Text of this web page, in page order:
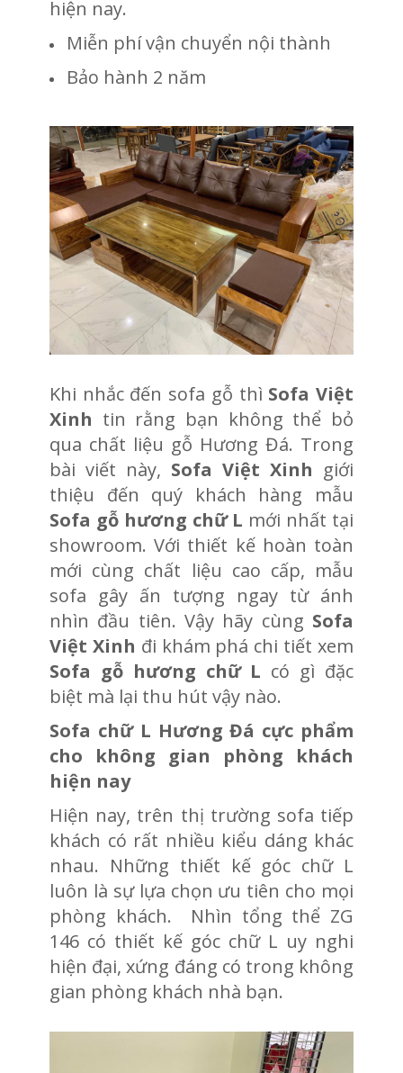
hiện nay.
Miễn phí vận chuyển nội thành
Bảo hành 2 năm
Khi nhắc đến sofa gỗ thì Sofa Việt
Xinh tin rằng bạn không thể bỏ
qua chất liệu gỗ Hương Đá. Trong
bài viết này, Sofa Việt Xinh giới
thiệu đến quý khách hàng mẫu
Sofa gỗ hương chữ L mới nhất tại
showroom. Với thiết kế hoàn toàn
mới cùng chất liệu cao cấp, mẫu
sofa gây ấn tượng ngay từ ánh
nhìn đầu tiên. Vậy hãy cùng Sofa
Việt Xinh đi khám phá chi tiết xem
Sofa gỗ hương chữ L có gì đặc
biệt mà lại thu hút vậy nào.
Sofa chữ L Hương Đá cực phẩm
cho không gian phòng khách
hiện nay
Hiện nay, trên thị trường sofa tiếp
khách có rất nhiều kiểu dáng khác
nhau. Những thiết kế góc chữ L
luôn là sự lựa chọn ưu tiên cho mọi
phòng khách. Nhìn tổng thể ZG
146 có thiết kế góc chữ L uy nghi
hiện đại, xứng đáng có trong không
gian phòng khách nhà bạn.